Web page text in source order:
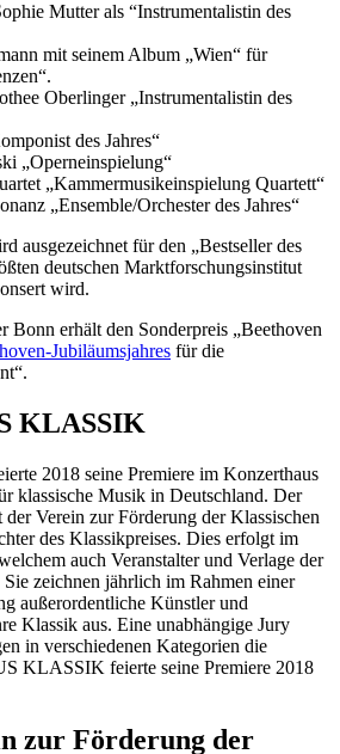
Mutter als “Instrumentalistin des
mit seinem Album „Wien“ für
Oberlinger „Instrumentalistin des
des Jahres“
„Operneinspielung“
„Kammermusikeinspielung Quartett“
„Ensemble/Orchester des Jahres“
ausgezeichnet für den „Bestseller des
deutschen Marktforschungsinstitut
wird.
Bonn erhält den Sonderpreis „Beethoven
Jubiläumsjahres für die
KLASSIK
2018 seine Premiere im Konzerthaus
klassische Musik in Deutschland. Der
der Verein zur Förderung der Klassischen
des Klassikpreises. Dies erfolgt im
auch Veranstalter und Verlage der
zeichnen jährlich im Rahmen einer
außerordentliche Künstler und
Klassik aus. Eine unabhängige Jury
in verschiedenen Kategorien die
KLASSIK feierte seine Premiere 2018
zur Förderung der